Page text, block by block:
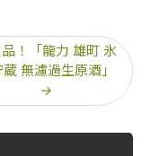
！「龍力 雄町 氷
無濾過生原酒」
→